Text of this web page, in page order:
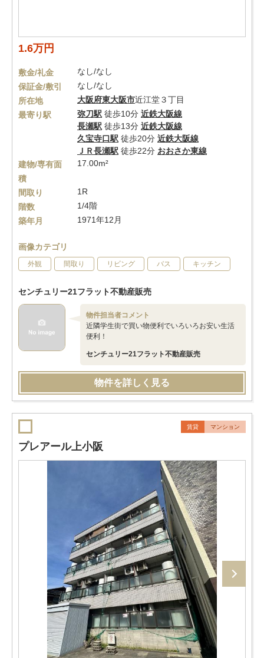
1.6万円
敷金/礼金
なし/なし
保証金/敷引
なし/なし
所在地
大阪府東大阪市近江堂３丁目
最寄り駅
弥刀駅 徒歩10分 近鉄大阪線
長瀬駅 徒歩13分 近鉄大阪線
久宝寺口駅 徒歩20分 近鉄大阪線
ＪＲ長瀬駅 徒歩22分 おおさか東線
建物/専有面
積
17.00m²
間取り
1R
階数
1/4階
築年月
1971年12月
画像カテゴリ
外観 間取り リビング バス キッチン
センチュリー21フラット不動産販売
物件担当者コメント
近隣学生街で買い物便利でいろいろお安い生活
便利！
センチュリー21フラット不動産販売
物件を詳しく見る
賃貸 マンション
プレアール上小阪